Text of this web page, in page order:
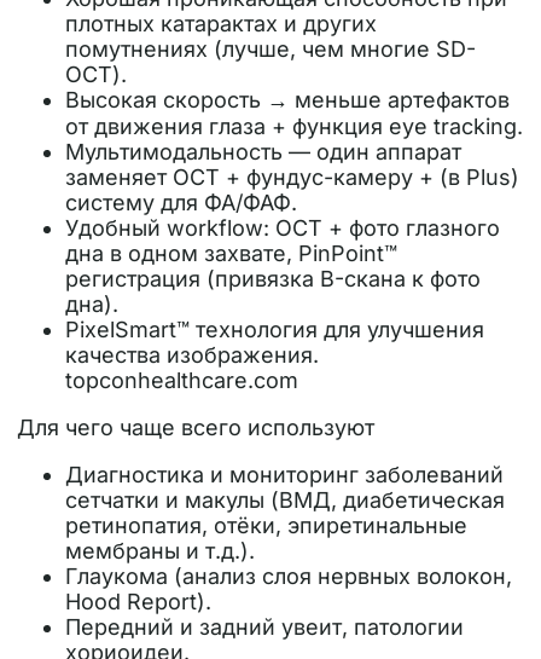
плотных катарактах и других
помутнениях (лучше, чем многие SD-
OCT).
Высокая скорость → меньше артефактов
от движения глаза + функция eye tracking.
Мультимодальность — один аппарат
заменяет OCT + фундус-камеру + (в Plus)
систему для ФА/ФАФ.
Удобный workflow: OCT + фото глазного
дна в одном захвате, PinPoint™
регистрация (привязка B-скана к фото
дна).
PixelSmart™ технология для улучшения
качества изображения.
topconhealthcare.com
Для чего чаще всего используют
Диагностика и мониторинг заболеваний
сетчатки и макулы (ВМД, диабетическая
ретинопатия, отёки, эпиретинальные
мембраны и т.д.).
Глаукома (анализ слоя нервных волокон,
Hood Report).
Передний и задний увеит, патологии
хориоидеи.